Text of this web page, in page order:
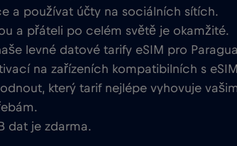
a používat účty na sociálních sítích.
a přáteli po celém světě je okamžité.
levné datové tarify eSIM pro
na zařízeních kompatibilních s
který tarif nejlépe vyhovuje
dat je zdarma.